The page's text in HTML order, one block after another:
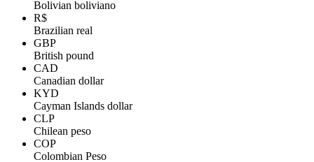
Bolivian boliviano
R$
Brazilian real
GBP
British pound
CAD
Canadian dollar
KYD
Cayman Islands dollar
CLP
Chilean peso
COP
Colombian Peso